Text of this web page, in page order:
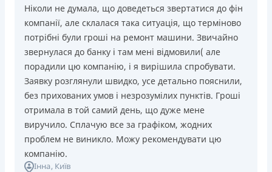
Ніколи не думала, що доведеться звертатися до фін
компанії, але склалася така ситуація, що терміново
потрібні були гроші на ремонт машини. Звичайно
звернулася до банку і там мені відмовили( але
порадили цю компанію, і я вирішила спробувати.
Заявку розглянули швидко, усе детально пояснили,
без прихованих умов і незрозумілих пунктів. Гроші
отримала в той самий день, що дуже мене
виручило. Сплачую все за графіком, жодних
проблем не виникло. Можу рекомендувати цю
компанію.
Інна, Київ